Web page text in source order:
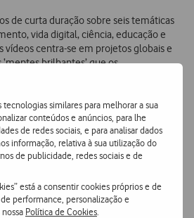
tecnologias similares para melhorar a sua
conteúdos e anúncios, para lhe
de redes sociais, e para analisar dados
informação, relativa à sua utilização do
de publicidade, redes sociais e de
está a consentir cookies próprios e de
performance, personalização e
Política de Cookies
de curta duração sobre seis temáticas
vida digital, ciência, educação e
vídeos centra-se em projetos globais e
brilhantes’ que os
aos utilizadores. Estes podem,
a tecnologia está a evoluir e como
nas suas vidas.
assistir, por exemplo, a um vídeo com
que desenvolveu o famoso
saber mais sobre campos de cultivo em
as populações; ou ver como foi
música virtual completamente